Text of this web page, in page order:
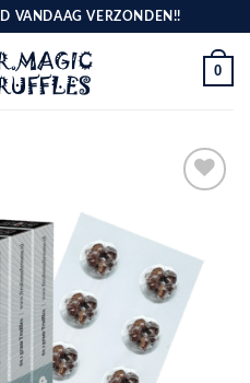
VANDAAG VERZONDEN!!
0
verlanglijst